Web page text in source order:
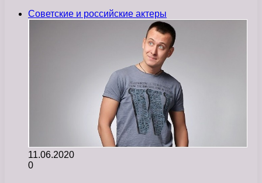
Советские и российские актеры
11.06.2020
0